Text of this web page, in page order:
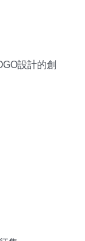
設計的創